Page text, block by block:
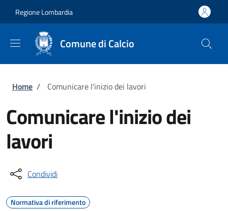
Regione Lombardia
Comune di Calcio
Briciole di pane
Home / Comunicare l'inizio dei lavori
Comunicare l'inizio dei
lavori
Condividi
Normativa di riferimento